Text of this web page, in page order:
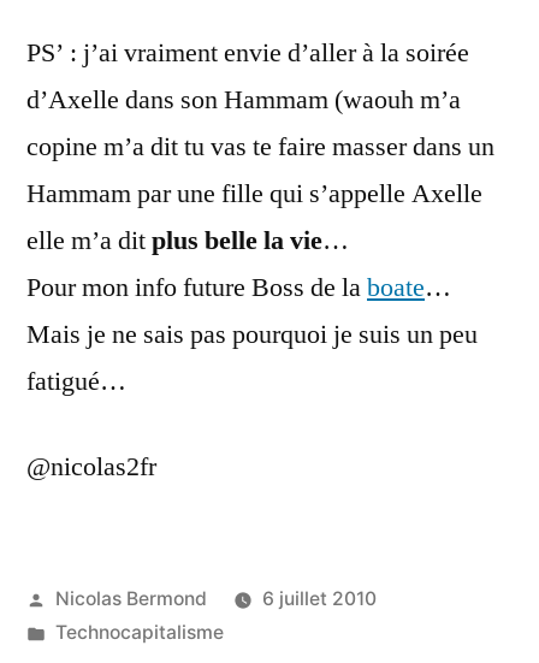
PS’ : j’ai vraiment envie d’aller à la soirée
d’Axelle dans son Hammam (waouh m’a
copine m’a dit tu vas te faire masser dans un
Hammam par une fille qui s’appelle Axelle
elle m’a ditplus belle la vie…
Pour mon info future Boss de laboate…
Mais je ne sais pas pourquoi je suis un peu
fatigué…
@nicolas2fr
Publié
par
Nicolas Bermond
6 juillet 2010
Publié
Technocapitalisme